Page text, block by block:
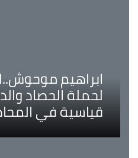
ابراهيم
لحملة الحصاد
قياسية في